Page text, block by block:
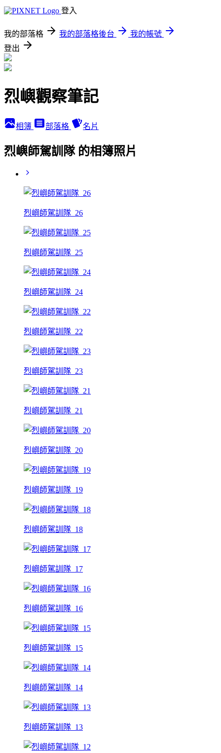
登入
我的部落格 我的部落格後台
我的帳號
登出
烈嶼觀察筆記
相簿 部落格 名片
烈嶼師駕訓隊 的相簿照片
烈嶼師駕訓隊_26
烈嶼師駕訓隊_25
烈嶼師駕訓隊_24
烈嶼師駕訓隊_22
烈嶼師駕訓隊_23
烈嶼師駕訓隊_21
烈嶼師駕訓隊_20
烈嶼師駕訓隊_19
烈嶼師駕訓隊_18
烈嶼師駕訓隊_17
烈嶼師駕訓隊_16
烈嶼師駕訓隊_15
烈嶼師駕訓隊_14
烈嶼師駕訓隊_13